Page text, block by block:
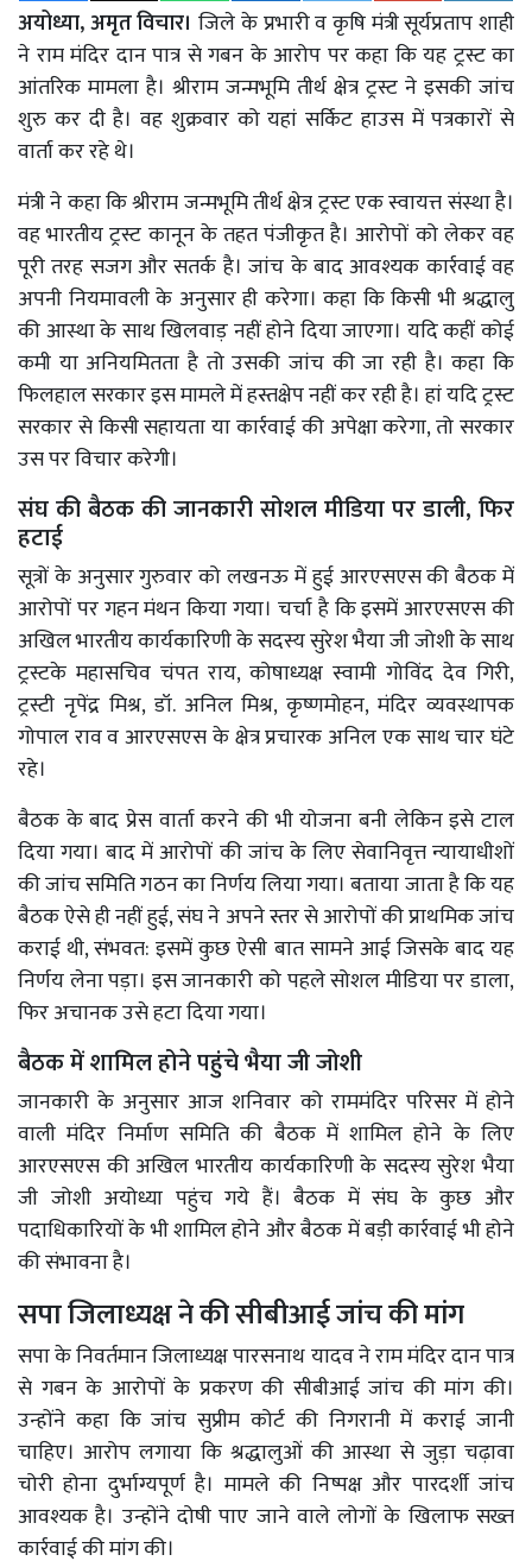
अयोध्या, अमृत विचार। जिले के प्रभारी व कृषि मंत्री सूर्यप्रताप शाही
ने राम मंदिर दान पात्र से गबन के आरोप पर कहा कि यह ट्रस्ट का
आंतरिक मामला है। श्रीराम जन्मभूमि तीर्थ क्षेत्र ट्रस्ट ने इसकी जांच
शुरु कर दी है। वह शुक्रवार को यहां सर्किट हाउस में पत्रकारों से
वार्ता कर रहे थे।
मंत्री ने कहा कि श्रीराम जन्मभूमि तीर्थ क्षेत्र ट्रस्ट एक स्वायत्त संस्था है।
वह भारतीय ट्रस्ट कानून के तहत पंजीकृत है। आरोपों को लेकर वह
पूरी तरह सजग और सतर्क है। जांच के बाद आवश्यक कार्रवाई वह
अपनी नियमावली के अनुसार ही करेगा। कहा कि किसी भी श्रद्धालु
की आस्था के साथ खिलवाड़ नहीं होने दिया जाएगा। यदि कहीं कोई
कमी या अनियमितता है तो उसकी जांच की जा रही है। कहा कि
फिलहाल सरकार इस मामले में हस्तक्षेप नहीं कर रही है। हां यदि ट्रस्ट
सरकार से किसी सहायता या कार्रवाई की अपेक्षा करेगा, तो सरकार
उस पर विचार करेगी।
संघ की बैठक की जानकारी सोशल मीडिया पर डाली, फिर
हटाई
सूत्रों के अनुसार गुरुवार को लखनऊ में हुई आरएसएस की बैठक में
आरोपों पर गहन मंथन किया गया। चर्चा है कि इसमें आरएसएस की
अखिल भारतीय कार्यकारिणी के सदस्य सुरेश भैया जी जोशी के साथ
ट्रस्टके महासचिव चंपत राय, कोषाध्यक्ष स्वामी गोविंद देव गिरी,
ट्रस्टी नृपेंद्र मिश्र, डॉ. अनिल मिश्र, कृष्णमोहन, मंदिर व्यवस्थापक
गोपाल राव व आरएसएस के क्षेत्र प्रचारक अनिल एक साथ चार घंटे
रहे।
बैठक के बाद प्रेस वार्ता करने की भी योजना बनी लेकिन इसे टाल
दिया गया। बाद में आरोपों की जांच के लिए सेवानिवृत्त न्यायाधीशों
की जांच समिति गठन का निर्णय लिया गया। बताया जाता है कि यह
बैठक ऐसे ही नहीं हुई, संघ ने अपने स्तर से आरोपों की प्राथमिक जांच
कराई थी, संभवत: इसमें कुछ ऐसी बात सामने आई जिसके बाद यह
निर्णय लेना पड़ा। इस जानकारी को पहले सोशल मीडिया पर डाला,
फिर अचानक उसे हटा दिया गया।
बैठक में शामिल होने पहुंचे भैया जी जोशी
जानकारी के अनुसार आज शनिवार को राममंदिर परिसर में होने
वाली मंदिर निर्माण समिति की बैठक में शामिल होने के लिए
आरएसएस की अखिल भारतीय कार्यकारिणी के सदस्य सुरेश भैया
जी जोशी अयोध्या पहुंच गये हैं। बैठक में संघ के कुछ और
पदाधिकारियों के भी शामिल होने और बैठक में बड़ी कार्रवाई भी होने
की संभावना है।
सपा जिलाध्यक्ष ने की सीबीआई जांच की मांग
सपा के निवर्तमान जिलाध्यक्ष पारसनाथ यादव ने राम मंदिर दान पात्र
से गबन के आरोपों के प्रकरण की सीबीआई जांच की मांग की।
उन्होंने कहा कि जांच सुप्रीम कोर्ट की निगरानी में कराई जानी
चाहिए। आरोप लगाया कि श्रद्धालुओं की आस्था से जुड़ा चढ़ावा
चोरी होना दुर्भाग्यपूर्ण है। मामले की निष्पक्ष और पारदर्शी जांच
आवश्यक है। उन्होंने दोषी पाए जाने वाले लोगों के खिलाफ सख्त
कार्रवाई की मांग की।